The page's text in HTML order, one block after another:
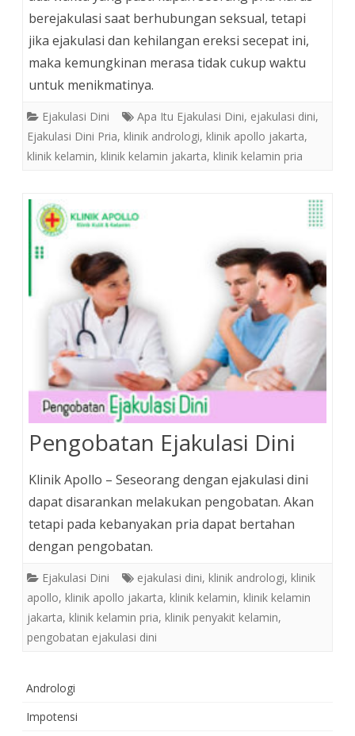
berejakulasi saat berhubungan seksual, tetapi
jika ejakulasi dan kehilangan ereksi secepat ini,
maka kemungkinan merasa tidak cukup waktu
untuk menikmatinya.
Ejakulasi Dini Apa Itu Ejakulasi Dini, ejakulasi dini,
Ejakulasi Dini Pria, klinik andrologi, klinik apollo jakarta,
klinik kelamin, klinik kelamin jakarta, klinik kelamin pria
Pengobatan Ejakulasi Dini
Klinik Apollo – Seseorang dengan ejakulasi dini
dapat disarankan melakukan pengobatan. Akan
tetapi pada kebanyakan pria dapat bertahan
dengan pengobatan.
Ejakulasi Dini ejakulasi dini, klinik andrologi, klinik
apollo, klinik apollo jakarta, klinik kelamin, klinik kelamin
jakarta, klinik kelamin pria, klinik penyakit kelamin,
pengobatan ejakulasi dini
Andrologi
Impotensi